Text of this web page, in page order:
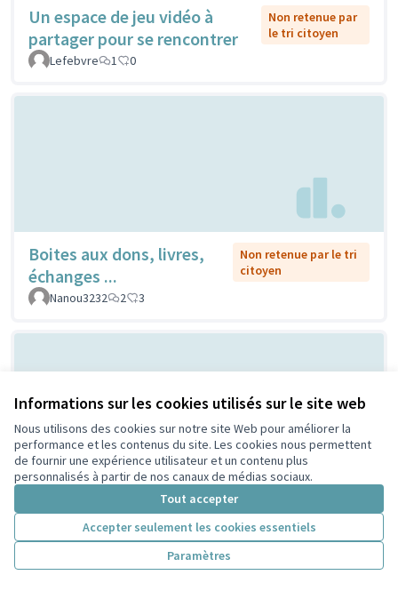
Informations sur les cookies utilisés sur le site web
Nous utilisons des cookies sur notre site Web pour améliorer la
performance et les contenus du site. Les cookies nous permettent
de fournir une expérience utilisateur et un contenu plus
personnalisés à partir de nos canaux de médias sociaux.
Tout accepter
Accepter seulement les cookies essentiels
Paramètres
Un espace de jeu vidéo à
partager pour se rencontrer
Non retenue par
le tri citoyen
Lefebvre
1 0
Boites aux dons, livres,
échanges ...
Non retenue par le tri
citoyen
Nanou3232
2 3
La ville est à eux !
Non retenue par le tri citoyen
CaroGratteciel
2 0